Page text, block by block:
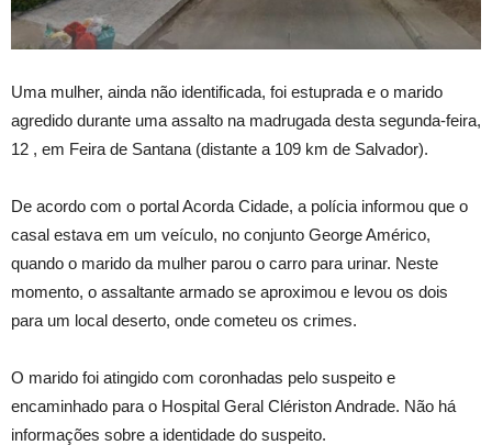
Uma mulher, ainda não identificada, foi estuprada e o marido
agredido durante uma assalto na madrugada desta segunda-feira,
12 , em Feira de Santana (distante a 109 km de Salvador).
De acordo com o portal Acorda Cidade, a polícia informou que o
casal estava em um veículo, no conjunto George Américo,
quando o marido da mulher parou o carro para urinar. Neste
momento, o assaltante armado se aproximou e levou os dois
para um local deserto, onde cometeu os crimes.
O marido foi atingido com coronhadas pelo suspeito e
encaminhado para o Hospital Geral Clériston Andrade. Não há
informações sobre a identidade do suspeito.